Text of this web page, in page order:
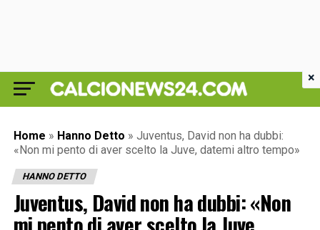
Home » Hanno Detto » Juventus, David non ha dubbi:
«Non mi pento di aver scelto la Juve, datemi altro tempo»
HANNO DETTO
Juventus, David non ha dubbi: «Non
×